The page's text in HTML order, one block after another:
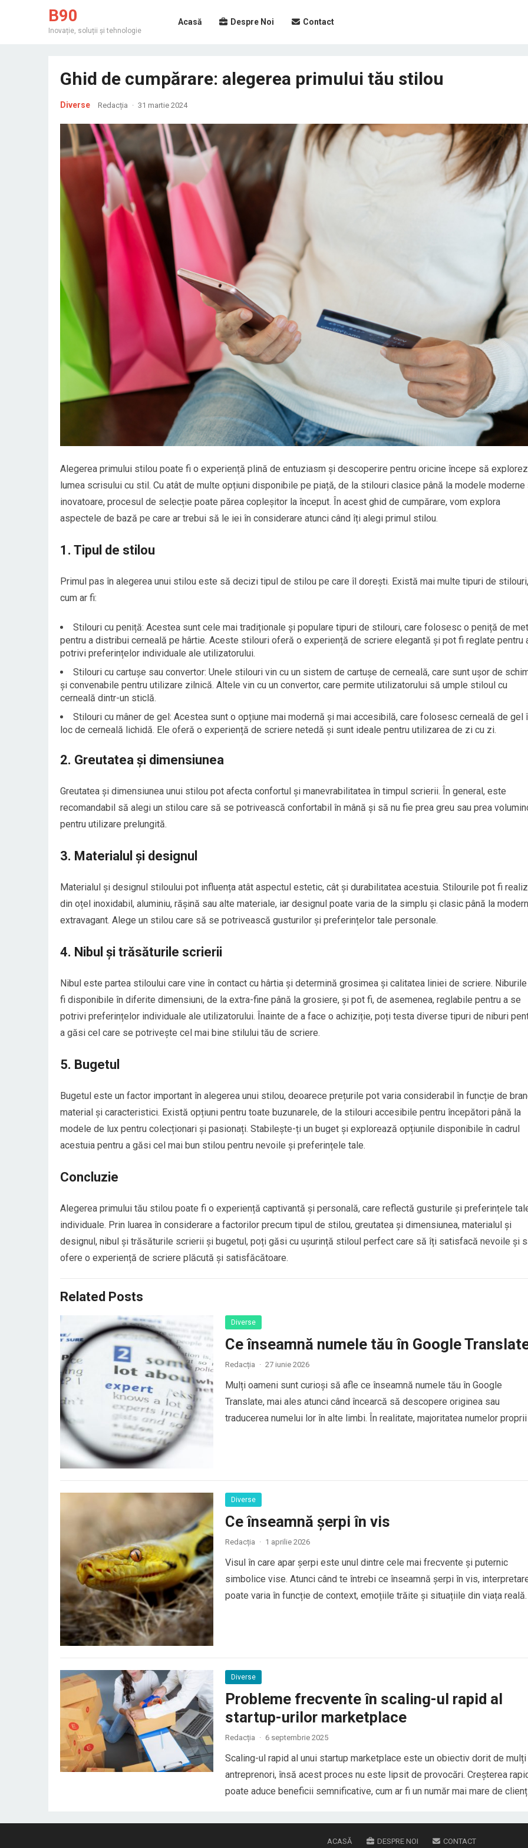
B90
Inovație, soluții și tehnologie
Acasă Despre Noi Contact
Ghid de cumpărare: alegerea primului tău stilou
Diverse Redacția · 31 martie 2024
Alegerea primului stilou poate fi o experiență plină de entuziasm și descoperire pentru oricine începe să
lumea scrisului cu stil. Cu atât de multe opțiuni disponibile pe piață, de la stilouri clasice până la modele moderne
inovatoare, procesul de selecție poate părea copleșitor la început. În acest ghid de cumpărare, vom explora
aspectele de bază pe care ar trebui să le iei în considerare atunci când îți alegi primul stilou.
1. Tipul de stilou
Primul pas în alegerea unui stilou este să decizi tipul de stilou pe care îl dorești. Există mai multe tipuri de stilouri,
cum ar fi:
Stilouri cu peniță: Acestea sunt cele mai tradiționale și populare tipuri de stilouri, care folosesc o peniță de
pentru a distribui cerneală pe hârtie. Aceste stilouri oferă o experiență de scriere elegantă și pot fi reglate pentru
potrivi preferințelor individuale ale utilizatorului.
Stilouri cu cartușe sau convertor: Unele stilouri vin cu un sistem de cartușe de cerneală, care sunt ușor de
și convenabile pentru utilizare zilnică. Altele vin cu un convertor, care permite utilizatorului să umple stiloul cu
cerneală dintr-un sticlă.
Stilouri cu mâner de gel: Acestea sunt o opțiune mai modernă și mai accesibilă, care folosesc cerneală de gel
loc de cerneală lichidă. Ele oferă o experiență de scriere netedă și sunt ideale pentru utilizarea de zi cu zi.
2. Greutatea și dimensiunea
Greutatea și dimensiunea unui stilou pot afecta confortul și manevrabilitatea în timpul scrierii. În general, este
recomandabil să alegi un stilou care să se potrivească confortabil în mână și să nu fie prea greu sau prea
pentru utilizare prelungită.
3. Materialul și designul
Materialul și designul stiloului pot influența atât aspectul estetic, cât și durabilitatea acestuia. Stilourile pot fi
din oțel inoxidabil, aluminiu, rășină sau alte materiale, iar designul poate varia de la simplu și clasic până la
extravagant. Alege un stilou care să se potrivească gusturilor și preferințelor tale personale.
4. Nibul și trăsăturile scrierii
Nibul este partea stiloului care vine în contact cu hârtia și determină grosimea și calitatea liniei de scriere.
fi disponibile în diferite dimensiuni, de la extra-fine până la grosiere, și pot fi, de asemenea, reglabile pentru a se
potrivi preferințelor individuale ale utilizatorului. Înainte de a face o achiziție, poți testa diverse tipuri de niburi
a găsi cel care se potrivește cel mai bine stilului tău de scriere.
5. Bugetul
Bugetul este un factor important în alegerea unui stilou, deoarece prețurile pot varia considerabil în funcție de
material și caracteristici. Există opțiuni pentru toate buzunarele, de la stilouri accesibile pentru începători până la
modele de lux pentru colecționari și pasionați. Stabilește-ți un buget și explorează opțiunile disponibile în cadrul
acestuia pentru a găsi cel mai bun stilou pentru nevoile și preferințele tale.
Concluzie
Alegerea primului tău stilou poate fi o experiență captivantă și personală, care reflectă gusturile și preferințele
individuale. Prin luarea în considerare a factorilor precum tipul de stilou, greutatea și dimensiunea, materialul și
designul, nibul și trăsăturile scrierii și bugetul, poți găsi cu ușurință stiloul perfect care să îți satisfacă nevoile și
ofere o experiență de scriere plăcută și satisfăcătoare.
Related Posts
Diverse
Ce înseamnă numele tău în Google
Redacția · 27 iunie 2026
Mulți oameni sunt curioși să afle ce înseamnă numele tău în Google
Translate, mai ales atunci când încearcă să descopere originea sau
traducerea numelui lor în alte limbi. În realitate, majoritatea numelor proprii
Diverse
Ce înseamnă șerpi în vis
Redacția · 1 aprilie 2026
Visul în care apar șerpi este unul dintre cele mai frecvente și puternic
simbolice vise. Atunci când te întrebi ce înseamnă șerpi în vis,
poate varia în funcție de context, emoțiile trăite și situațiile din viața
Diverse
Probleme frecvente în scaling-ul rapid al
startup-urilor marketplace
Redacția · 6 septembrie 2025
Scaling-ul rapid al unui startup marketplace este un obiectiv dorit de mulți
antreprenori, însă acest proces nu este lipsit de provocări. Creșterea
poate aduce beneficii semnificative, cum ar fi un număr mai mare de
afaceri care…
ACASĂ DESPRE NOI CONTACT